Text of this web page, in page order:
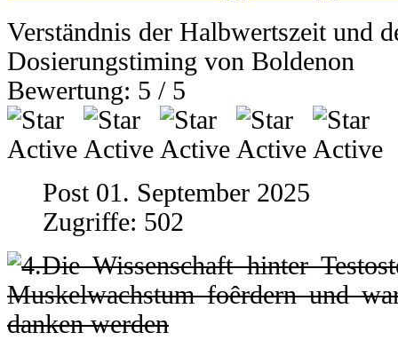
Verständnis der Halbwertszeit und
Dosierungstiming von Boldenon
Bewertung: 5 / 5
Post 01. September 2025
Zugriffe: 502